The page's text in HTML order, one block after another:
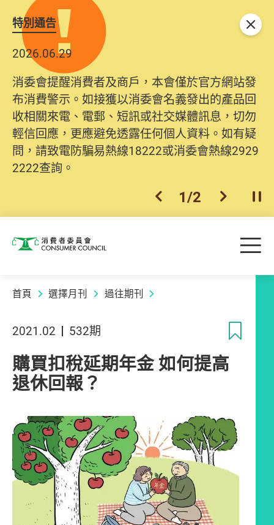
特別通告
2026.06.29
消委會提醒消費者及商戶，本會僅於官方網站發
布消費警示。如接獲以消委會名義發出的產品回
收相關來電、電郵、短訊或社交媒體訊息，切勿
輕信回應，更應避免透露任何個人資料。如有疑
問，請致電防騙易熱線18222或消委會熱線2929
2222查詢。
上一個
1/2 下一個開
關閉
消費者委員會 目
首頁 選擇月刊 過往期刊
2021.02 532期
購買扣稅延期年金 如何提高
退休回報？